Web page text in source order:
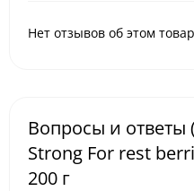
Нет отзывов об этом
Вопросы и ответы
Strong For rest
200 г